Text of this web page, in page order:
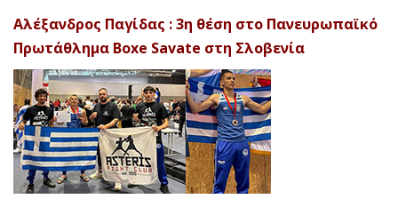
Αλέξανδρος Παγίδας : 3η θέση στο Πανευρωπαϊκό
Πρωτάθλημα Boxe Savate στη Σλοβενία